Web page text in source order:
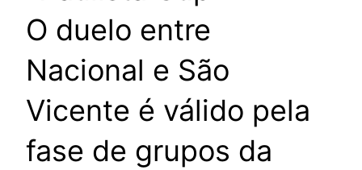
O duelo entre
Nacional e São
Vicente é válido pela
fase de grupos da